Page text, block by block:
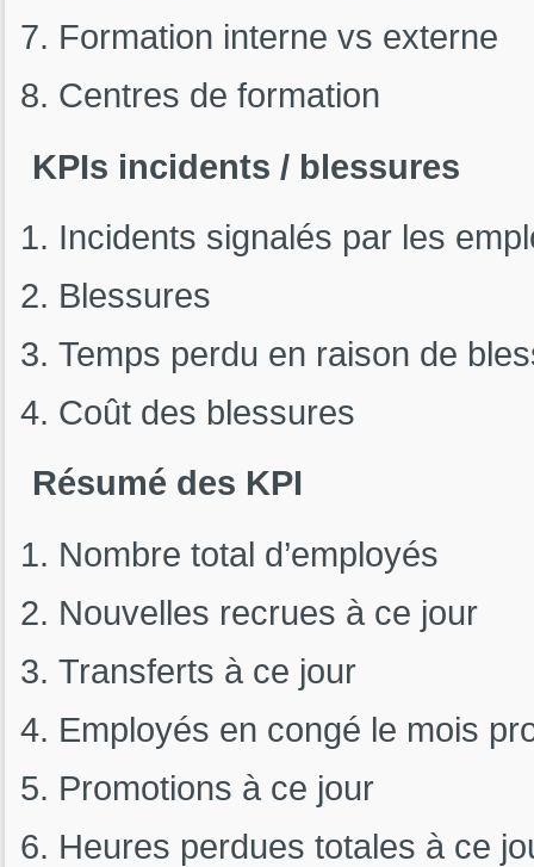
Formation interne vs externe
Centres de formation
KPIs incidents / blessures
Incidents signalés par les
Blessures
Temps perdu en raison de
Coût des blessures
Résumé des KPI
Nombre total d’employés
Nouvelles recrues à ce jour
Transferts à ce jour
Employés en congé le mois
Promotions à ce jour
Heures perdues totales à ce